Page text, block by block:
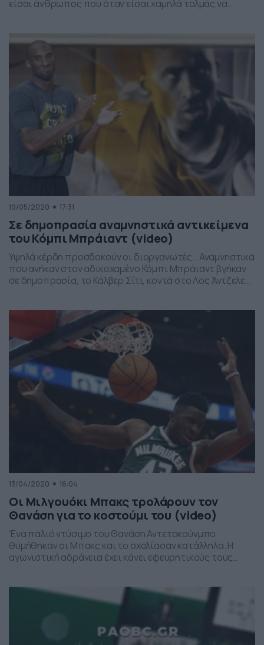
είσαι άνθρωπος που όταν είσαι χαμηλά τολμάς να
αυτοδημιουργίας. Πάτερ φαμίλιας της οικογένειας
Γιαννακόπουλοι. Σταθερός στις επιλογές του. Η ΒΙΑΝΕΞ
ήταν ο πόθος […]
19/05/2020 17:31
Σε δημοπρασία αναμνηστικά αντικείμενα
του Κόμπι Μπράιαντ (video)
Υψηλά κέρδη προσδοκούν οι διοργανωτές… Αναμνηστικά
που ανήκαν στον αδικοχαμένο Κόμπι Μπράιαντ βγήκαν
σε δημοπρασία, το Κάλβερ Σίτι, κοντά στο Λος Άντζελες.
σκοτώθηκε μαζί με την κόρη του Τζιάννα κι άλλα επτά
άτομα, όταν συνετρίβη το ελικόπτερό […]
13/04/2020 16:04
Οι Μιλγουόκι Μπακς τρολάρουν τον
Θανάση για το κοστούμι του (video)
Ένα παλιό ντύσιμο του Θανάση Αντετοκούνμπο
θυμήθηκαν οι Μπακς και το σχολίασαν κατάλληλα. Η
αγωνιστική αδράνεια έχει κάνει εφευρητικούς τους
Αντετοκούνμπο που είχε κάνει εντύπωση. Συγκεκριμένα,
ανέσυραν από το αρχείο τυς μία φωτογραφία με ροζ